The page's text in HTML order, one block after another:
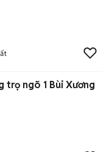
trọ ngõ 1 Bùi Xương